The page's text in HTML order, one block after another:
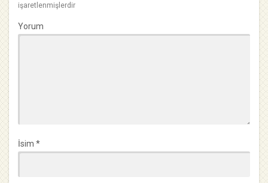
işaretlenmişlerdir
Yorum
İsim *